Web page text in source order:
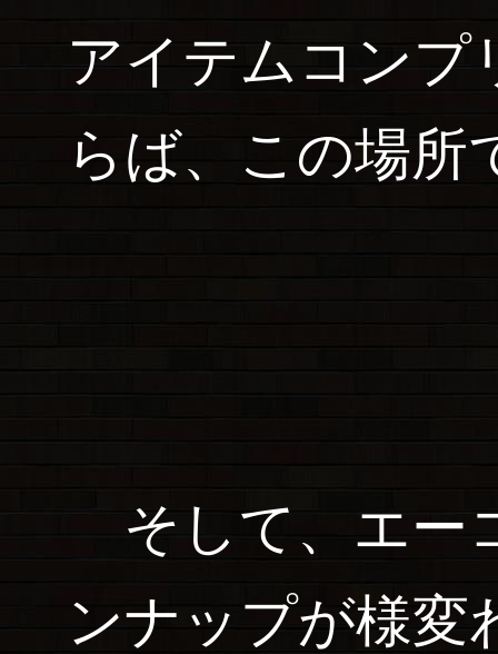
アイテムコンプ
らば、この場所
そして、エー
ンナップが様変